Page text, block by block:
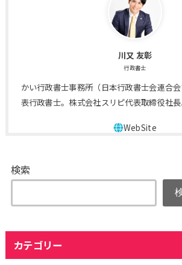
川又 友彰
行政書士
かい行政書士事務所（日本行政書士会連合
表行政書士。株式会社スリピ代表取締役社長
検索
カテゴリー